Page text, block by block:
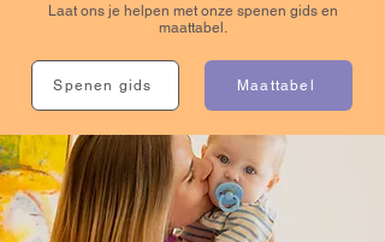
Laat ons je helpen met onze spenen gids en
maattabel.
Spenen gids Maattabel